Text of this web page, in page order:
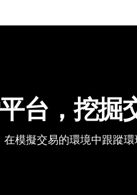
台，挖掘
在模擬交易的環境中跟蹤